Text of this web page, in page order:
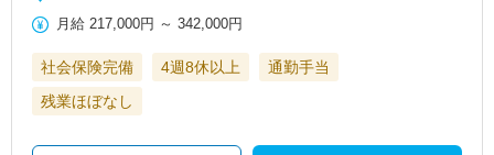
月給 217,000円 ～342,000円
社会保険完備 4週8休以上
通勤手当
残業ほぼなし